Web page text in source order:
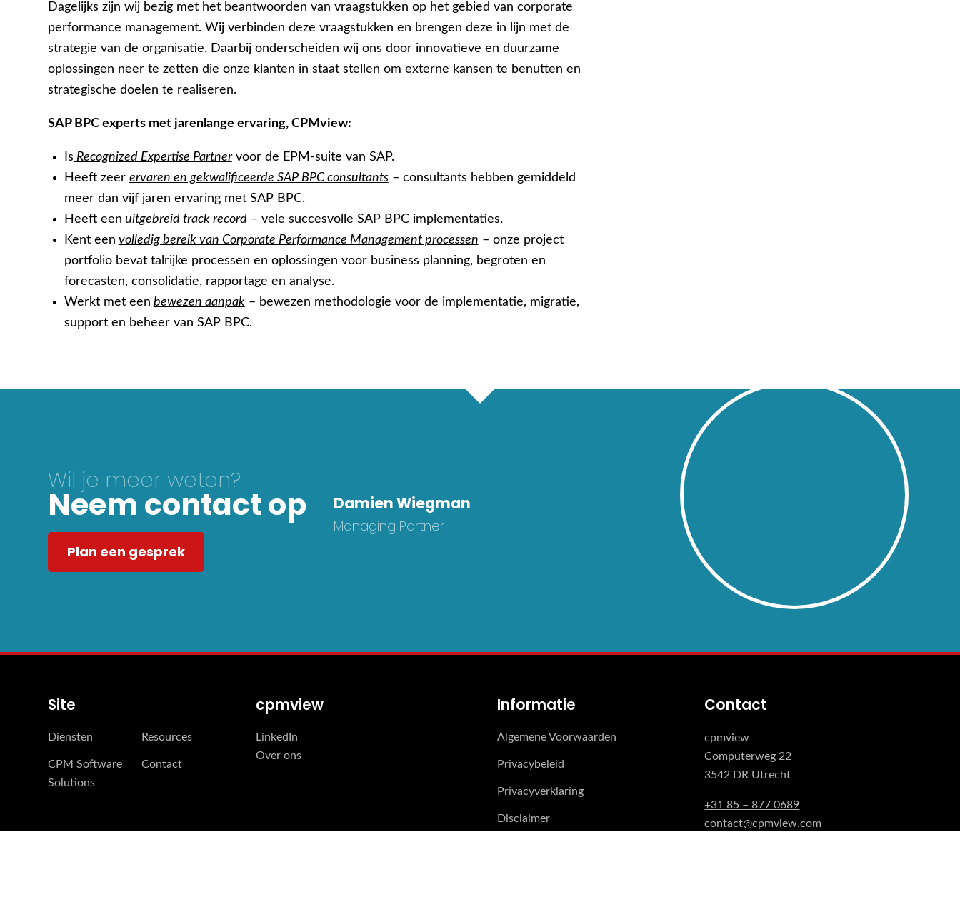
Dagelijks zijn wij bezig met het beantwoorden van vraagstukken op het gebied van corporate
performance management. Wij verbinden deze vraagstukken en brengen deze in lijn met de
strategie van de organisatie. Daarbij onderscheiden wij ons door innovatieve en duurzame
oplossingen neer te zetten die onze klanten in staat stellen om externe kansen te benutten en
strategische doelen te realiseren.
SAP BPC experts met jarenlange ervaring, CPMview:
Is Recognized Expertise Partnervoor de EPM-suite van SAP.
Heeft zeer ervaren en gekwalificeerde SAP BPC consultants– consultants hebben gemiddeld
meer dan vijf jaren ervaring met SAP BPC.
Heeft een uitgebreid track record – vele succesvolle SAP BPC implementaties.
Kent een volledig bereik van Corporate Performance Management processen – onze project
portfolio bevat talrijke processen en oplossingen voor business planning, begroten en
forecasten, consolidatie, rapportage en analyse.
Werkt met een bewezen aanpak– bewezen methodologie voor de implementatie, migratie,
support en beheer van SAP BPC.
Wil je meer weten?
Neem contact op
Plan een gesprek
Damien Wiegman
Managing Partner
Site
Diensten Resources
CPM Software
Solutions
Contact
cpmview
LinkedIn
Over ons
Informatie
Algemene Voorwaarden
Privacybeleid
Privacyverklaring
Disclaimer
Contact
cpmview
Computerweg 22
3542 DR Utrecht
+31 85 – 877 0689
contact@cpmview.com